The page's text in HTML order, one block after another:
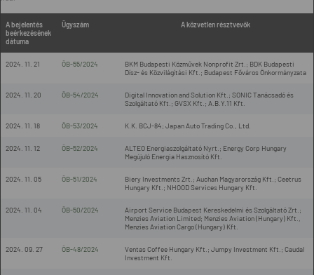
A bejelentés
beérkezésének
dátuma
Ügyszám A közvetlen résztvevők
2024. 11. 21 ÖB-55/2024
BKM Budapesti Közművek Nonprofit Zrt.; BDK Budapesti
Dísz- és Közvilágítási Kft.; Budapest Főváros Önkormányzata
2024. 11. 20 ÖB-54/2024
Digital Innovation and Solution Kft.; SONIC Tanácsadó és
Szolgáltató Kft.; GVSX Kft.; A.B.Y.11 Kft.
2024. 11. 18 ÖB-53/2024 K.K. BCJ-84; Japan Auto Trading Co., Ltd.
2024. 11. 12 ÖB-52/2024
ALTEO Energiaszolgáltató Nyrt.; Energy Corp Hungary
Megújuló Energia Hasznosító Kft.
2024. 11. 05 ÖB-51/2024
Biery Investments Zrt.; Auchan Magyarország Kft.; Ceetrus
Hungary Kft.; NHOOD Services Hungary Kft.
2024. 11. 04 ÖB-50/2024
Airport Service Budapest Kereskedelmi és Szolgáltató Zrt.;
Menzies Aviation Limited; Menzies Aviation (Hungary) Kft.,
Menzies Aviation Cargo (Hungary) Kft.
2024. 09. 27 ÖB-48/2024
Ventas Coffee Hungary Kft.; Jumpy Investment Kft.; Caudal
Investment Kft.